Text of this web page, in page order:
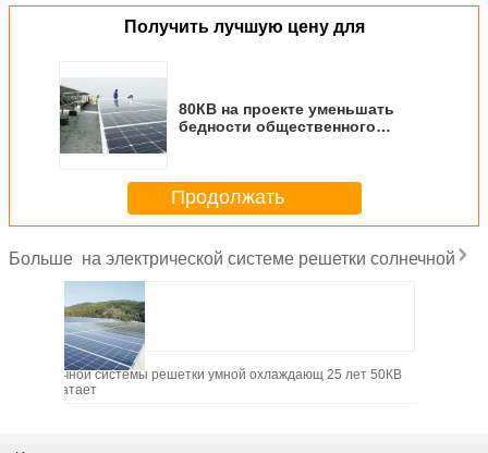
Получить лучшую цену для
80КВ на проекте уменьшать
бедности общественного
Продолжать
Больше на электрической системе решетки солнечной
с солнечной системы решетки умной охлаждающ 25 лет 50КВ
печатает